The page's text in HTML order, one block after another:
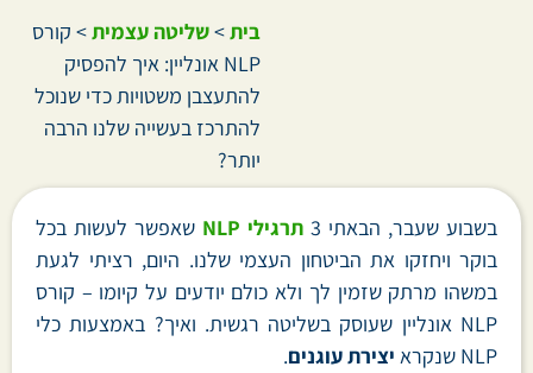
בית>שליטה עצמית> קורס
NLP אונליין: איך להפסיק
להתעצבן משטויות כדי שנוכל
להתרכז בעשייה שלנו הרבה
יותר?
בשבוע שעבר, הבאתי 3 תרגילי NLP
שאפשר לעשות בכל
בוקר ויחזקו את הביטחון העצמי שלנו. היום, רציתי לגעת
במשהו מרתק שזמין לך ולא כולם יודעים על קיומו – קורס
NLP אונליין שעוסק בשליטה רגשית. ואיך? באמצעות כלי
NLP שנקרא
יצירת עוגנים.